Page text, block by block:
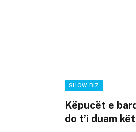
SHOW BIZ
Këpucët e
do t’i duam